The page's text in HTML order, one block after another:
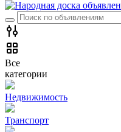
Все
категории
Недвижимость
Транспорт